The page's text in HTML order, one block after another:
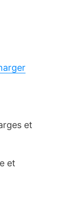
et
et